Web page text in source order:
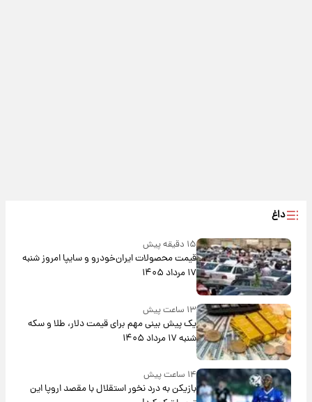
داغ
۱۵ دقیقه پیش
قیمت محصولات ایران‌خودرو و سایپا امروز شنبه
۱۷ مرداد ۱۴۰۵
۱۳ ساعت پیش
یک پیش ‌بینی مهم برای قیمت دلار، طلا و سکه
شنبه ۱۷ مرداد ۱۴۰۵
۱۴ ساعت پیش
بازیکن به درد نخور استقلال با مقصد اروپا این